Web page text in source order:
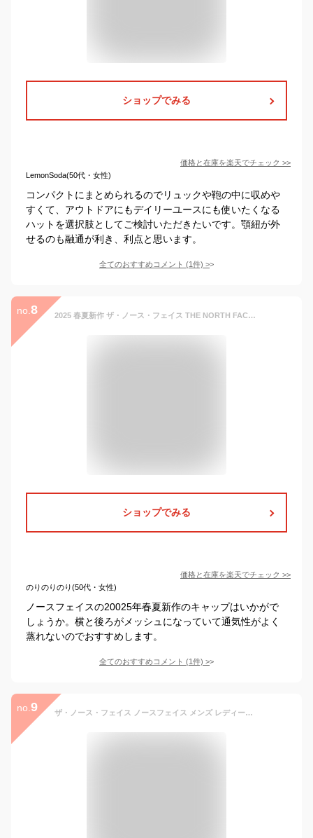
ショップでみる
価格と在庫を楽天でチェック >>
LemonSoda(50代・女性)
コンパクトにまとめられるのでリュックや鞄の中に収めや
すくて、アウトドアにもデイリーユースにも使いたくなる
ハットを選択肢としてご検討いただきたいです。顎紐が外
せるのも融通が利き、利点と思います。
全てのおすすめコメント (1件) >
no. 8 2025 春夏新作 ザ・ノース・フェイス THE NORTH FACE NN02442 ロゴ メッシュ キャップ LOGO MESH CAP 帽子 キャップ メンズ レディース
ショップでみる
価格と在庫を楽天でチェック >>
のりのりのり(50代・女性)
ノースフェイスの20025年春夏新作のキャップはいかがで
しょうか。横と後ろがメッシュになっていて通気性がよく
蒸れないのでおすすめします。
全てのおすすめコメント (1件) >
no. 9 ザ・ノース・フェイス ノースフェイス メンズ レディース ロゴメッシュキャップ Logo Mesh Cap ブラック NN02442 K